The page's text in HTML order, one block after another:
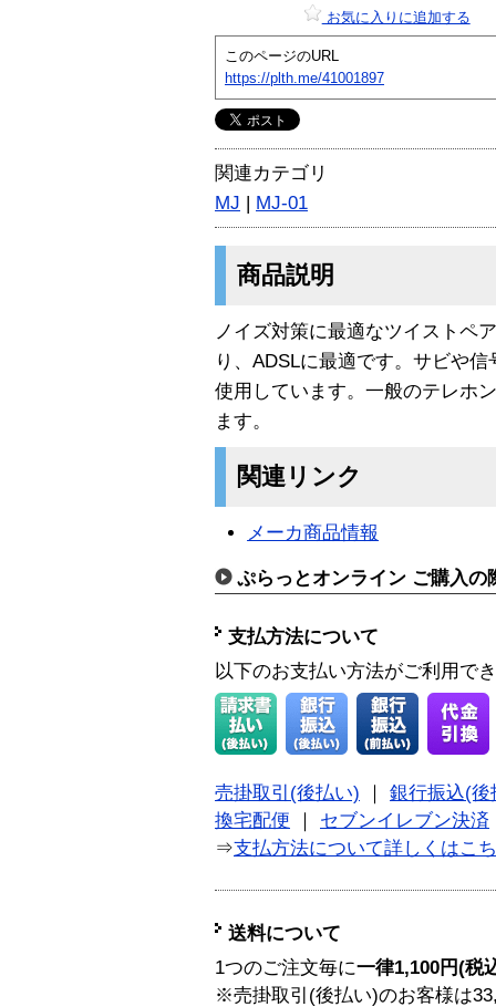
お気に入りに追加する
このページのURL
https://plth.me/41001897
関連カテゴリ
MJ | MJ-01
商品説明
ノイズ対策に最適なツイストペ
り、ADSLに最適です。サビや
使用しています。一般のテレホ
ます。
関連リンク
メーカ商品情報
ぷらっとオンライン ご購入の
支払方法について
以下のお支払い方法がご利用で
売掛取引(後払い)
銀行振込(後
換宅配便
セブンイレブン決済
⇒支払方法について詳しくはこ
送料について
1つのご注文毎に一律1,100円(税
※売掛取引(後払い)のお客様は